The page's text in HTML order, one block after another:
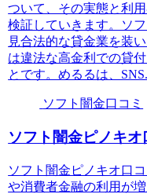
ついて、その実態と利
検証していきます。ソ
見合法的な貸金業を装
は違法な高金利での貸
とです。めるるは、
ソフト闇金口コミ
ソフト闇金ピノキオ
ソフト闇金ピノキオ口
や消費者金融の利用が